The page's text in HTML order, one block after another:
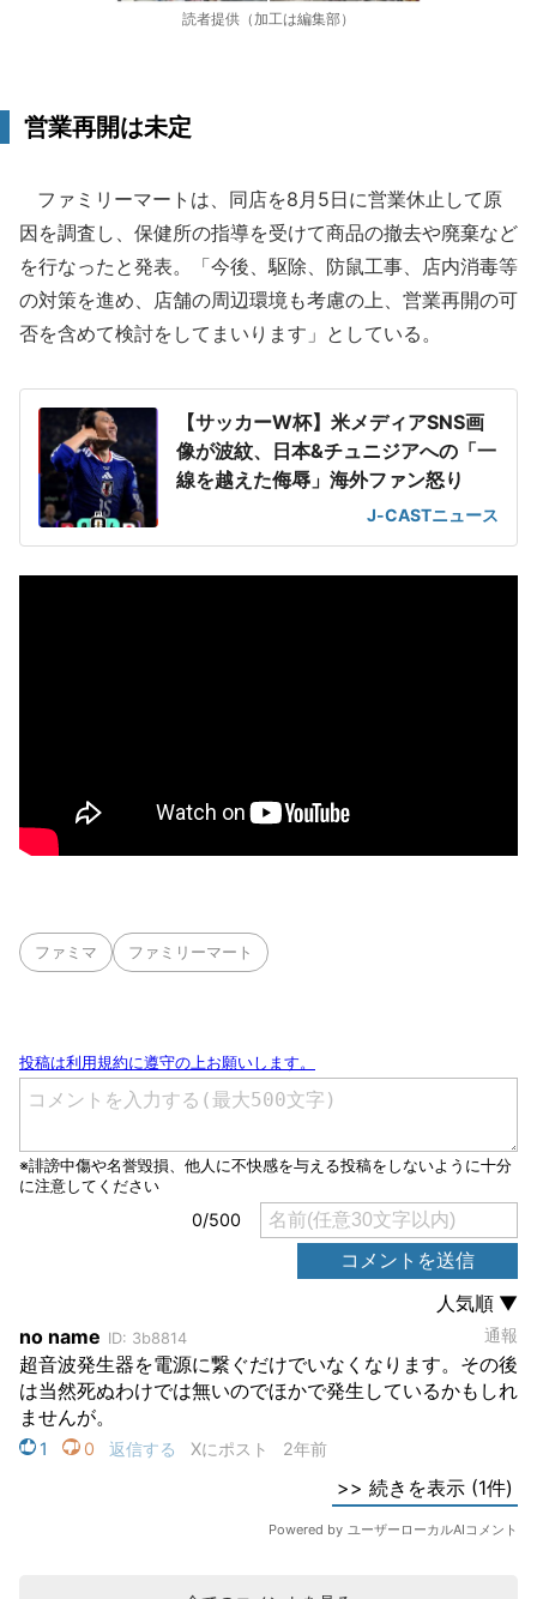
読者提供（加工は編集部）
営業再開は未定
ファミリーマートは、同店を8月5日に営業休止して原
因を調査し、保健所の指導を受けて商品の撤去や廃棄など
を行なったと発表。「今後、駆除、防鼠工事、店内消毒等
の対策を進め、店舗の周辺環境も考慮の上、営業再開の可
否を含めて検討をしてまいります」としている。
【サッカーW杯】米メディアSNS画
像が波紋、日本&チュニジアへの「一
線を越えた侮辱」海外ファン怒り
J-CASTニュース
ファミマ ファミリーマート